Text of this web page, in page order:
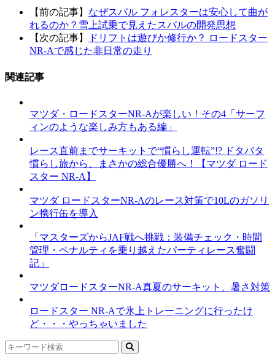
【前の記事】 なぜスバル フォレスターは安心して曲が
れるのか？雪上試乗で見えたスバルの開発思想
【次の記事】
ドリフトは遊びか修行か？ ロードスター
NR-Aで感じた非日常の走り
関連記事
マツダ・ロードスターNR-Aが楽しい！その4「サーフ
ィンのような楽しみ方もある編」
レース直前までサーキットで“慣らし運転”!? ドタバタ
慣らし旅から、まさかの総合優勝へ！【マツダ ロード
スター NR-A】
マツダ ロードスターNR-Aのレース対策で10Lのガソリ
ン携行缶を導入
「マスターズからJAF戦へ挑戦：装備チェック・時間
管理・ペナルティを乗り越えたパーティレース奮闘
記」
マツダロードスターNR-A真夏のサーキット、暑さ対策
ロードスター NR-Aで氷上トレーニングに行ったけ
ど・・・やっちゃいました